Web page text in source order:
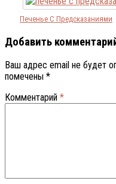
Печенье С Предсказаниями
Добавить
Ваш адрес email не будет
помечены *
Комментарий *